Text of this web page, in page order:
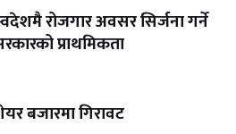
रोजगार अवसर सिर्जना गर्ने
प्राथमिकता
बजारमा गिरावट